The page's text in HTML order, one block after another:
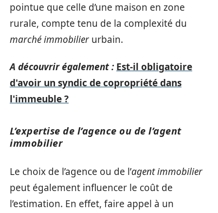
pointue que celle d’une maison en zone
rurale, compte tenu de la complexité du
marché immobilier urbain.
A découvrir également : Est-il obligatoire
d'avoir un syndic de copropriété dans
l'immeuble ?
L’expertise de l’agence ou de l’agent
immobilier
Le choix de l’agence ou de l’agent immobilier
peut également influencer le coût de
l’estimation. En effet, faire appel à un